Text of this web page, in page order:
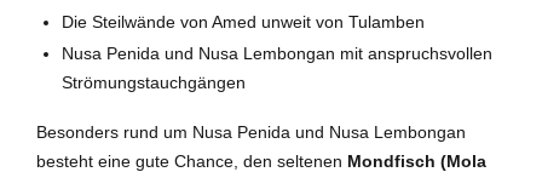
Die Steilwände von Amed unweit von Tulamben
Nusa Penida und Nusa Lembongan mit anspruchsvollen
Strömungstauchgängen
Besonders rund um Nusa Penida und Nusa Lembongan
besteht eine gute Chance, den seltenen Mondfisch (Mola